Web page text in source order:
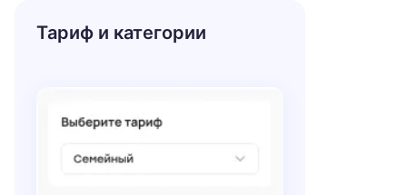
Тариф и категории